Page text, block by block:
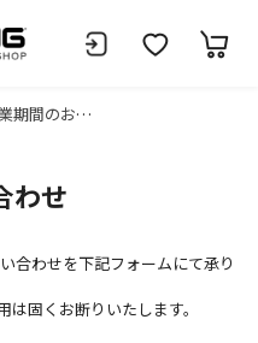
夏季休業期間のお知らせ
わせ
合わせを下記フォームにて承り
固くお断りいたします。